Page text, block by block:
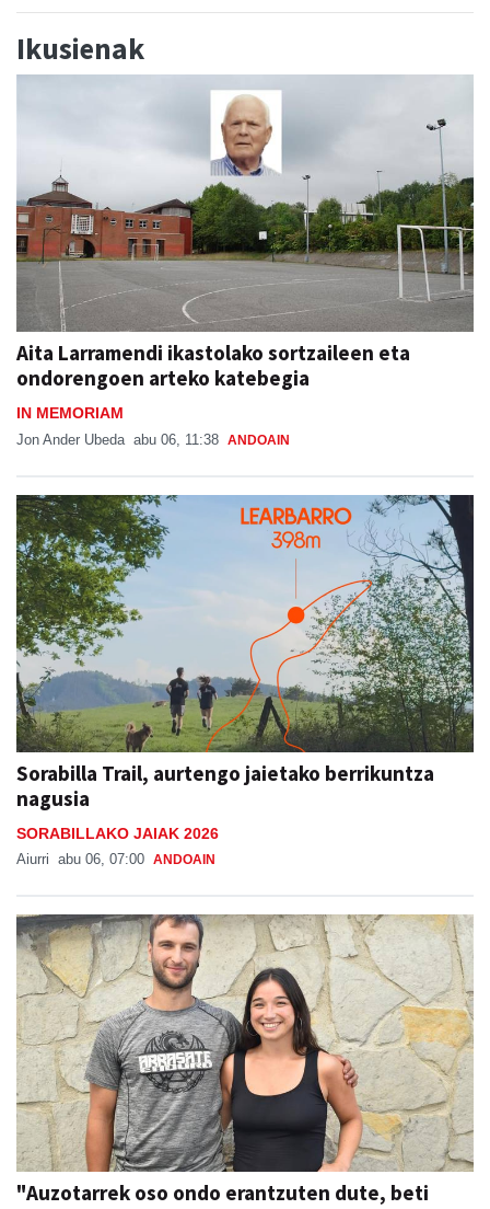
Ikusienak
Aita Larramendi ikastolako sortzaileen eta
ondorengoen arteko katebegia
IN MEMORIAM
Jon Ander Ubeda abu 06, 11:38 ANDOAIN
Sorabilla Trail, aurtengo jaietako berrikuntza
nagusia
SORABILLAKO JAIAK 2026
Aiurri abu 06, 07:00 ANDOAIN
"Auzotarrek oso ondo erantzuten dute, beti